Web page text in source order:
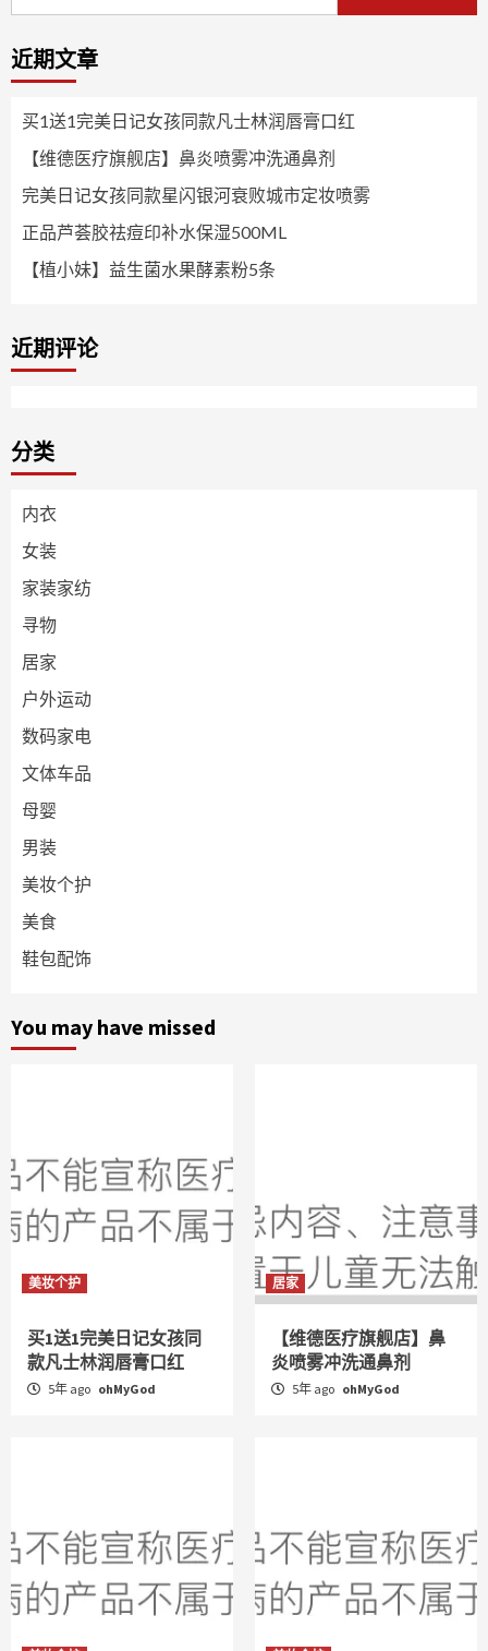
索：
近期文章
买1送1完美日记女孩同款凡士林润唇膏口红
【维德医疗旗舰店】鼻炎喷雾冲洗通鼻剂
完美日记女孩同款星闪银河衰败城市定妆喷雾
正品芦荟胶祛痘印补水保湿500ML
【植小妹】益生菌水果酵素粉5条
近期评论
分类
内衣
女装
家装家纺
寻物
居家
户外运动
数码家电
文体车品
母婴
男装
美妆个护
美食
鞋包配饰
You may have missed
美妆个护
买1送1完美日记女孩同
款凡士林润唇膏口红
5年 ago ohMyGod
居家
【维德医疗旗舰店】鼻
炎喷雾冲洗通鼻剂
5年 ago ohMyGod